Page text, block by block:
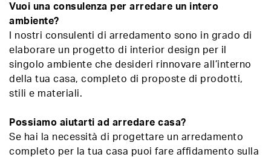
Vuoi una consulenza per arredare un intero
ambiente?
I nostri consulenti di arredamento sono in grado di
elaborare un progetto di interior design per il
singolo ambiente che desideri rinnovare all’interno
della tua casa, completo di proposte di prodotti,
stili e materiali.
Possiamo aiutarti ad arredare casa?
Se hai la necessità di progettare un arredamento
completo per la tua casa puoi fare affidamento sulla